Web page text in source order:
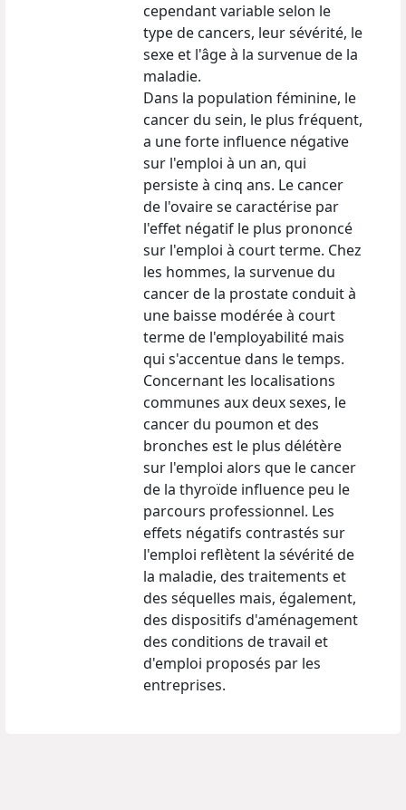
cependant variable selon le
type de cancers, leur sévérité, le
sexe et l'âge à la survenue de la
maladie.
Dans la population féminine, le
cancer du sein, le plus fréquent,
a une forte influence négative
sur l'emploi à un an, qui
persiste à cinq ans. Le cancer
de l'ovaire se caractérise par
l'effet négatif le plus prononcé
sur l'emploi à court terme. Chez
les hommes, la survenue du
cancer de la prostate conduit à
une baisse modérée à court
terme de l'employabilité mais
qui s'accentue dans le temps.
Concernant les localisations
communes aux deux sexes, le
cancer du poumon et des
bronches est le plus délétère
sur l'emploi alors que le cancer
de la thyroïde influence peu le
parcours professionnel. Les
effets négatifs contrastés sur
l'emploi reflètent la sévérité de
la maladie, des traitements et
des séquelles mais, également,
des dispositifs d'aménagement
des conditions de travail et
d'emploi proposés par les
entreprises.